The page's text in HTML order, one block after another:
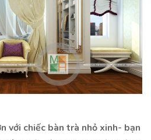
với chiếc bàn trà nhỏ xinh- bạn